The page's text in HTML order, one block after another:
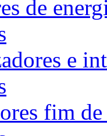
de
e
fim de